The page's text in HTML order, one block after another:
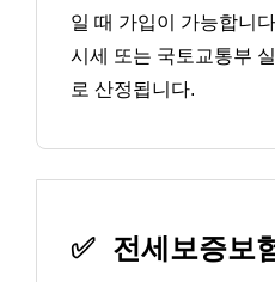
일 때 가입이 가능합니
시세 또는 국토교통부
로 산정됩니다.
✅ 전세보증보